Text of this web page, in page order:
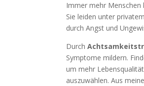
Immer mehr Menschen
Sie leiden unter
durch Angst und
Durch
Symptome mildern.
um mehr
auszuwählen. Aus